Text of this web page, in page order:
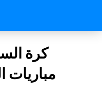
كرة
مباريات